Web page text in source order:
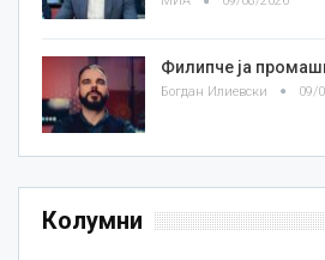
Филипче ја
Богдан Илиевски 09/
Колумни